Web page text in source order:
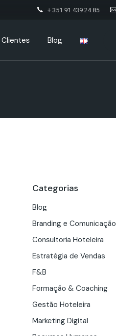
+ 351 91 439 24 85
Clientes Blog
Categorias
Blog
Branding e Comunicação
Consultoria Hoteleira
Estratégia de Vendas
F&B
Formação & Coaching
Gestão Hoteleira
Marketing Digital